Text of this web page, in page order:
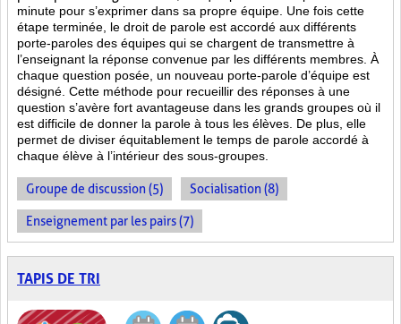
minute pour s’exprimer dans sa propre équipe. Une fois cette
étape terminée, le droit de parole est accordé aux différents
porte-paroles des équipes qui se chargent de transmettre à
l’enseignant la réponse convenue par les différents membres. À
chaque question posée, un nouveau porte-parole d’équipe est
désigné. Cette méthode pour recueillir des réponses à une
question s’avère fort avantageuse dans les grands groupes où il
est difficile de donner la parole à tous les élèves. De plus, elle
permet de diviser équitablement le temps de parole accordé à
chaque élève à l’intérieur des sous-groupes.
Groupe de discussion (5) Socialisation (8)
Enseignement par les pairs (7)
TAPIS DE TRI